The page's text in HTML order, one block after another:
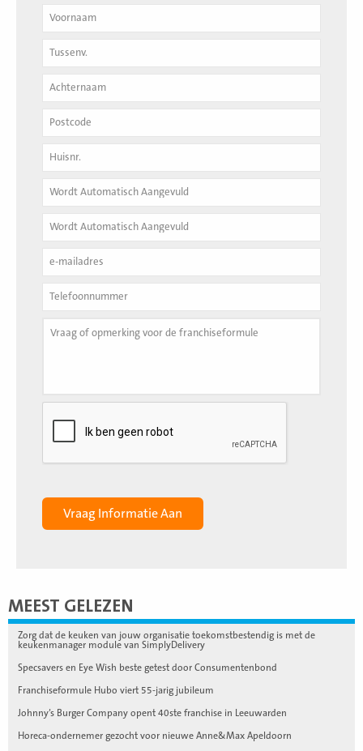
MEEST GELEZEN
Zorg dat de keuken van jouw organisatie toekomstbestendig is met de
keukenmanager module van SimplyDelivery
Specsavers en Eye Wish beste getest door Consumentenbond
Franchiseformule Hubo viert 55-jarig jubileum
Johnny’s Burger Company opent 40ste franchise in Leeuwarden
Horeca-ondernemer gezocht voor nieuwe Anne&Max Apeldoorn